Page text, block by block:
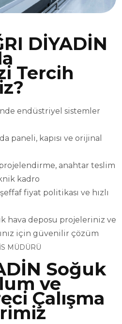
DİYADİN
Tercih
endüstriyel sistemler
paneli, kapısı ve orijinal
anahtar teslim
kadro
fiyat politikası ve hızlı
hava deposu projeleriniz ve
için güvenilir çözüm
MÜDÜRÜ
Soğuk
ve
Çalışma